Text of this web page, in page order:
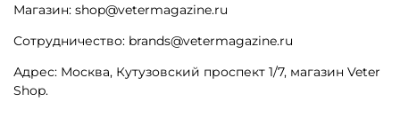
Магазин: shop@vetermagazine.ru
Сотрудничество: brands@vetermagazine.ru
Адрес: Москва, Кутузовский проспект 1/7, магазин Veter
Shop.